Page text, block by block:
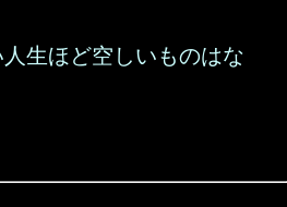
生ほど空しいものはな